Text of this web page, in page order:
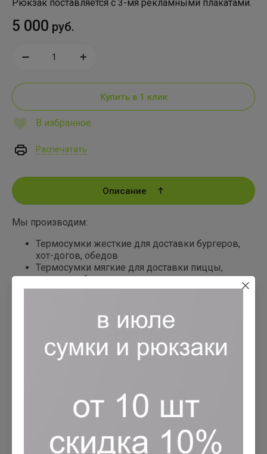
Рюкзак поставляется с 3-мя рекламными плакатами.
5 000 руб.
Купить в 1 клик
В избранное
Распечатать
Описание
Мы производим:
Термосумки жесткие для доставки бургеров,
хот-догов, обедов
Термосумки мягкие для доставки пиццы,
пирогов, обедов, шашлыков
Термосумки полужесткие для доставки еды
горизонтальной загрузкой
Термосумки на липучке для быстрого
Терморюкзаки для удобства пешим курьерам
Термосумки трансформеры для одновременной
горизонтальной загрузкой
Термосумки непромокаемые из ПВХ ткани,
доставки еды
Термосумки с термоконтейнерами для доставки